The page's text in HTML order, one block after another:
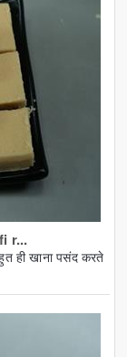
r...
ही खाना पसंद करते